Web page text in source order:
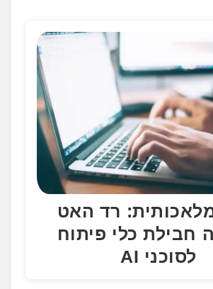
רד האט
חבילת כלי פיתוח
לסוכני AI